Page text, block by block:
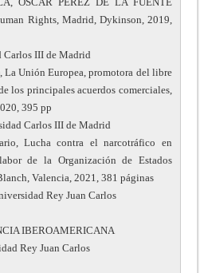
Rights, Madrid, Dykinson, 2019,
Carlos III de Madrid
Unión Europea, promotora del libre
los principales acuerdos comerciales,
395 pp
Carlos III de Madrid
Lucha contra el narcotráfico en
de la Organización de Estados
Valencia, 2021, 381 páginas
Rey Juan Carlos
IBEROAMERICANA
Rey Juan Carlos